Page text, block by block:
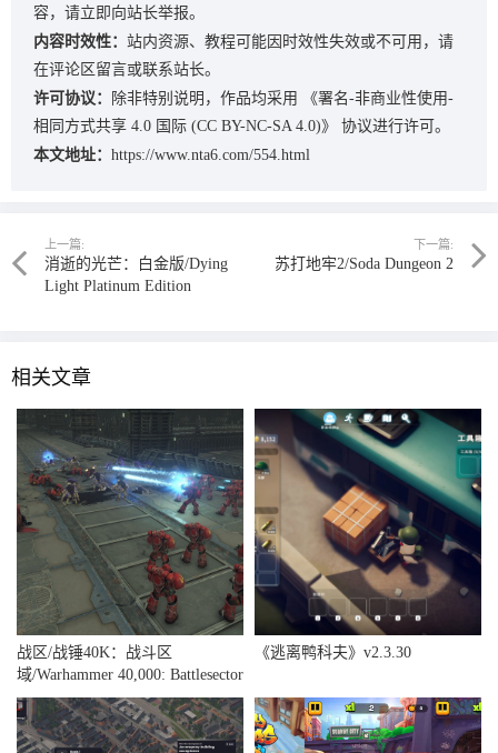
容，请立即向站长举报。
内容时效性： 站内资源、教程可能因时效性失效或不可用，请
在评论区留言或联系站长。
许可协议：
除非特别说明，作品均采用
《署名-非商业性使用-
相同方式共享 4.0 国际 (CC BY-NC-SA 4.0)》
协议进行许可。
本文地址： https://www.nta6.com/554.html
上一篇:
消逝的光芒：白金版/Dying
Light Platinum Edition
下一篇:
苏打地牢2/Soda Dungeon 2
相关文章
战区/战锤40K：战斗区
域/Warhammer 40,000: Battlesector
《逃离鸭科夫》v2.3.30